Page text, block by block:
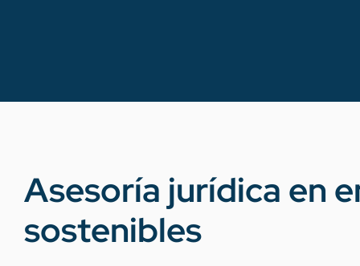
Asesoría jurídica en
sostenibles